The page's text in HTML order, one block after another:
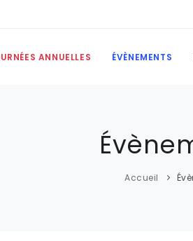
ANNUELLES ÉVÈNEMENTS
Accueil